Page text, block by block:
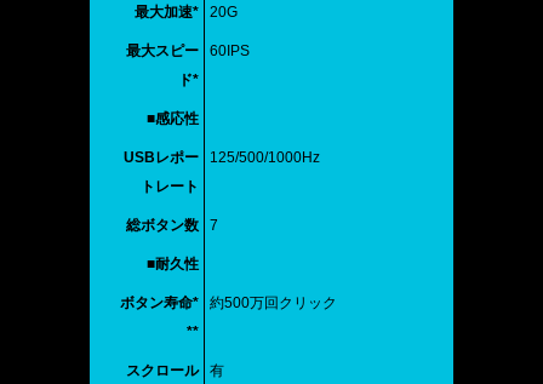
最大加速* 20G
最大スピー
ド*
60IPS
■感応性
USBレポー
トレート
125/500/1000Hz
総ボタン数 7
■耐久性
ボタン寿命*
**
約500万回クリック
スクロール
有